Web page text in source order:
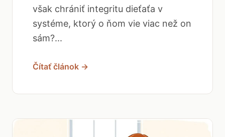
však chrániť integritu dieťaťa v
systéme, ktorý o ňom vie viac než on
sám?...
Čítať článok →